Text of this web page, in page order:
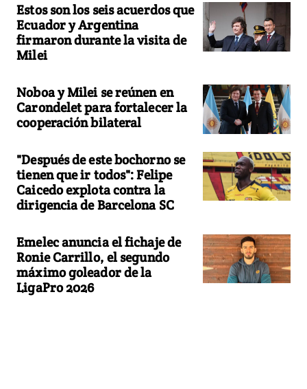
Estos son los seis acuerdos que
Ecuador y Argentina
firmaron durante la visita de
Milei
Noboa y Milei se reúnen en
Carondelet para fortalecer la
cooperación bilateral
"Después de este bochorno se
tienen que ir todos": Felipe
Caicedo explota contra la
dirigencia de Barcelona SC
Emelec anuncia el fichaje de
Ronie Carrillo, el segundo
máximo goleador de la
LigaPro 2026